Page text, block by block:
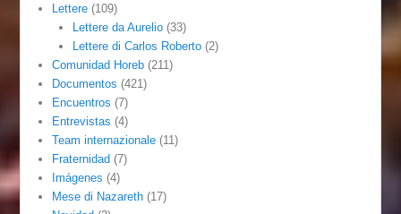
Lettere (109)
Lettere da Aurelio(33)
Lettere di Carlos Roberto(2)
Comunidad Horeb (211)
Documentos (421)
Encuentros (7)
Entrevistas (4)
Team internazionale (11)
Fraternidad (7)
Imágenes (4)
Mese di Nazareth (17)